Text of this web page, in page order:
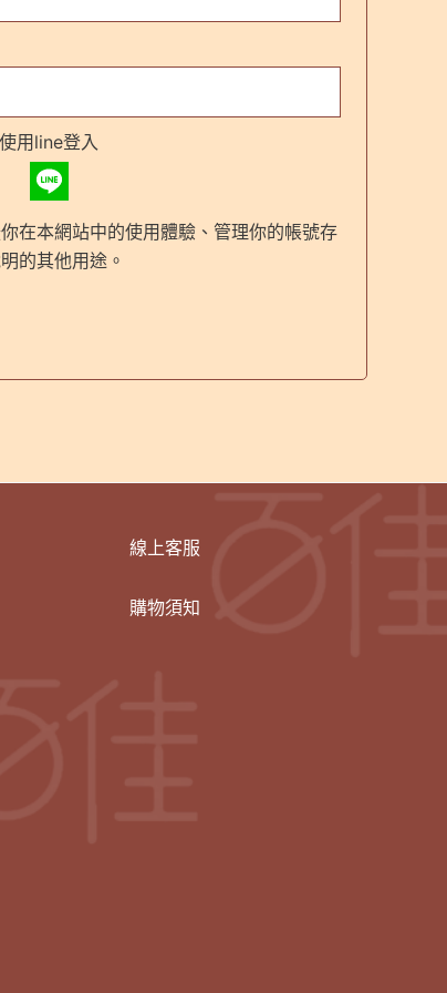
使用line登入
在本網站中的使用體驗、管理你的帳號存
的其他用途。
線上客服
購物須知